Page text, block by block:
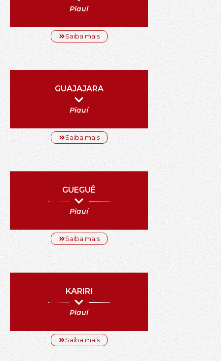
Piauí
Saiba mais
GUAJAJARA
Piauí
Saiba mais
GUEGUÊ
Piauí
Saiba mais
KARIRI
Piauí
Saiba mais